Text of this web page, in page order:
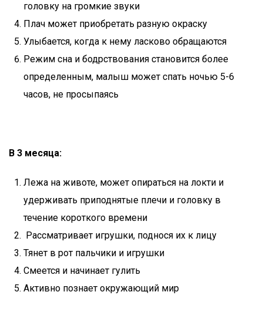
головку на громкие звуки
Плач может приобретать разную окраску
Улыбается, когда к нему ласково обращаются
Режим сна и бодрствования становится более
определенным, малыш может спать ночью 5-6
часов, не просыпаясь
В 3 месяца:
Лежа на животе, может опираться на локти и
удерживать приподнятые плечи и головку в
течение короткого времени
Рассматривает игрушки, поднося их к лицу
Тянет в рот пальчики и игрушки
Смеется и начинает гулить
Активно познает окружающий мир